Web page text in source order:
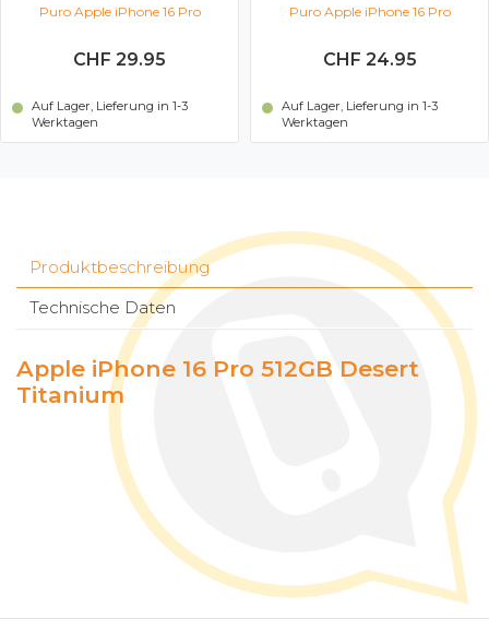
Puro Apple iPhone 16 Pro
CHF 24.95
Auf Lager, Lieferung in 1-3
Werktagen
Puro Apple iPhone 16 Pro
CHF 49.95
Auf Lager, Lieferung in 1-3
Werktagen
Produktbeschreibung
Technische Daten
Apple iPhone 16 Pro 512GB Desert
Titanium